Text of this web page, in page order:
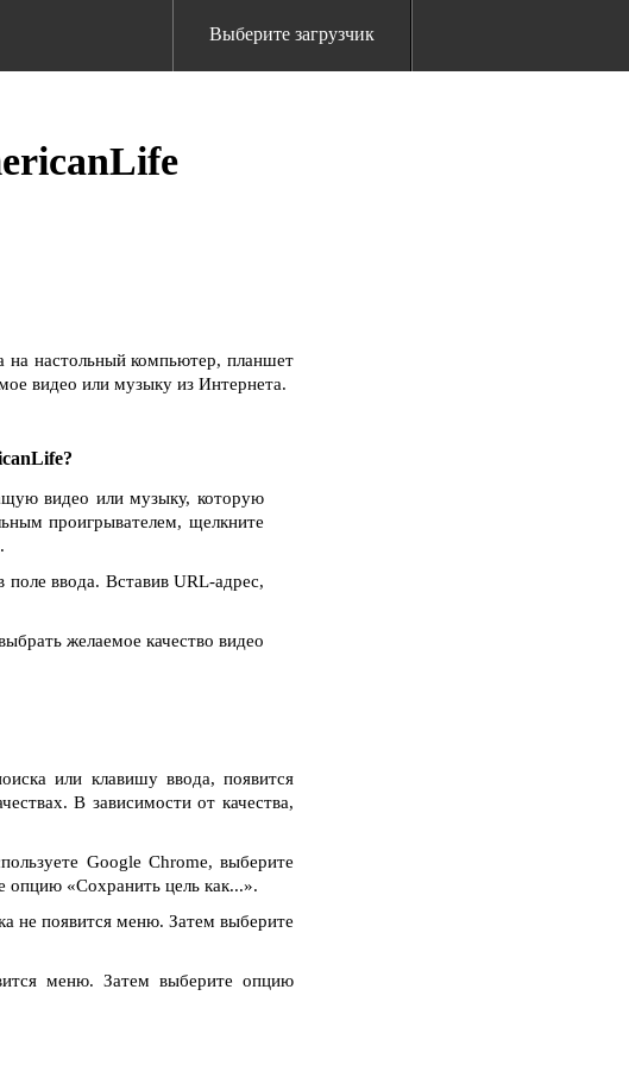
Выберите загрузчик
на настольный компьютер, планшет
видео или музыку из Интернета.
видео или музыку, которую
проигрывателем, щелкните
ввода. Вставив URL-адрес,
желаемое качество видео
или клавишу ввода, появится
В зависимости от качества,
Google Chrome, выберите
опцию «Сохранить цель как...».
не появится меню. Затем выберите
меню. Затем выберите опцию